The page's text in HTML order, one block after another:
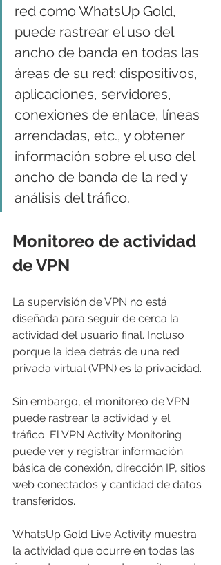
red como WhatsUp Gold,
puede rastrear el uso del
ancho de banda en todas las
áreas de su red: dispositivos,
aplicaciones, servidores,
conexiones de enlace, líneas
arrendadas, etc., y obtener
información sobre el uso del
ancho de banda de la red y
análisis del tráfico.
Monitoreo de actividad
de VPN
La supervisión de VPN no está
diseñada para seguir de cerca la
actividad del usuario final. Incluso
porque la idea detrás de una red
privada virtual (VPN) es la privacidad.
Sin embargo, el monitoreo de VPN
puede rastrear la actividad y el
tráfico. El VPN Activity Monitoring
puede ver y registrar información
básica de conexión, dirección IP, sitios
web conectados y cantidad de datos
transferidos.
WhatsUp Gold Live Activity muestra
la actividad que ocurre en todas las